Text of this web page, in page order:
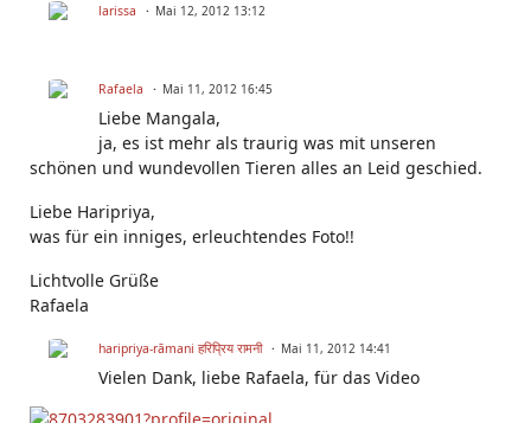
larissa Mai 12, 2012 13:12
Rafaela Mai 11, 2012 16:45
Liebe Mangala,
ja, es ist mehr als traurig was mit unseren
schönen und wundevollen Tieren alles an Leid geschied.
Liebe Haripriya,
was für ein inniges, erleuchtendes Foto!!
Lichtvolle Grüße
Rafaela
haripriya-rāmani हरिप्रिय रामनी Mai 11, 2012 14:41
Vielen Dank, liebe Rafaela, für das Video